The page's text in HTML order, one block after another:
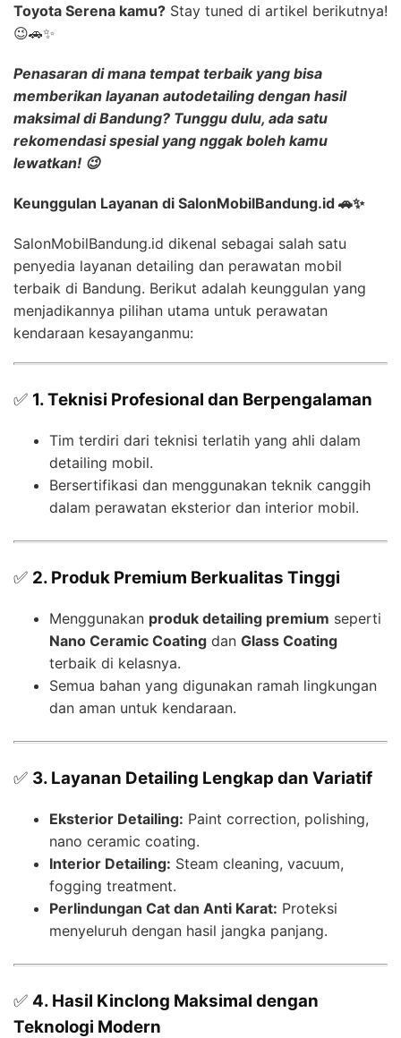
Toyota Serena kamu? Stay tuned di artikel berikutnya!
😉🚗✨
Penasaran di mana tempat terbaik yang bisa
memberikan layanan autodetailing dengan hasil
maksimaldi Bandung? Tunggu dulu, ada satu
rekomendasi spesial yang nggak boleh kamu
lewatkan! 😉
Keunggulan Layanan di SalonMobilBandung.id 🚗✨
SalonMobilBandung.id dikenal sebagai salah satu
penyedia layanan detailing dan perawatan mobil
terbaik di Bandung. Berikut adalah keunggulan yang
menjadikannya pilihan utama untuk perawatan
kendaraan kesayanganmu:
✅ 1. Teknisi Profesional dan Berpengalaman
Tim terdiri dari teknisi terlatih yang ahli dalam
detailing mobil.
Bersertifikasi dan menggunakan teknik canggih
dalam perawatan eksterior dan interior mobil.
✅ 2. Produk Premium Berkualitas Tinggi
Menggunakan produk detailing premium seperti
Nano Ceramic Coating dan Glass Coating
terbaik di kelasnya.
Semua bahan yang digunakan ramah lingkungan
dan aman untuk kendaraan.
✅ 3. Layanan Detailing Lengkap dan Variatif
Eksterior Detailing: Paint correction, polishing,
nano ceramic coating.
Interior Detailing: Steam cleaning, vacuum,
fogging treatment.
Perlindungan Cat dan Anti Karat: Proteksi
menyeluruh dengan hasil jangka panjang.
✅ 4. Hasil Kinclong Maksimal dengan
Teknologi Modern